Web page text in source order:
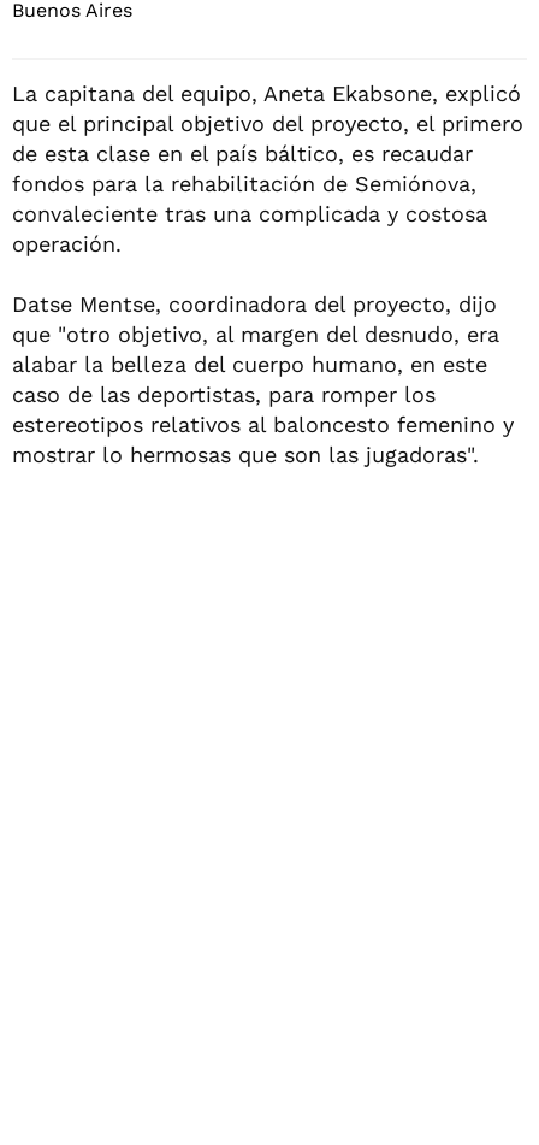
La capitana del equipo, Aneta Ekabsone, explicó
que el principal objetivo del proyecto, el primero
de esta clase en el país báltico, es recaudar
fondos para la rehabilitación de Semiónova,
convaleciente tras una complicada y costosa
operación.
Datse Mentse, coordinadora del proyecto, dijo
que "otro objetivo, al margen del desnudo, era
alabar la belleza del cuerpo humano, en este
caso de las deportistas, para romper los
estereotipos relativos al baloncesto femenino y
mostrar lo hermosas que son las jugadoras".